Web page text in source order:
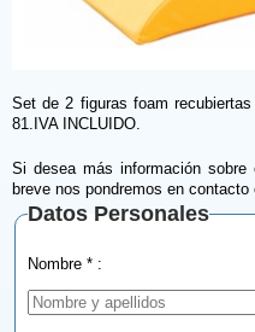
Set de 2 figuras foam
81.IVA INCLUIDO.
Si desea más información
breve nos pondremos en contacto
Datos Personales
Nombre * :